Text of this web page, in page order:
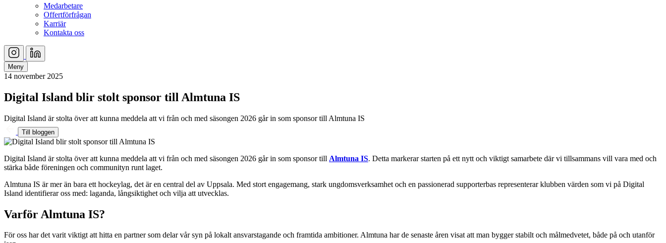
Medarbetare
Offertförfrågan
Karriär
Kontakta oss
Meny
14 november 2025
Digital Island blir stolt sponsor till Almtuna IS
Digital Island är stolta över att kunna meddela att vi från och med säsongen 2026 går in som sponsor till Almtuna IS
Till bloggen
Digital Island är stolta över att kunna meddela att vi från och med säsongen 2026 går in som sponsor till Almtuna IS. Detta markerar starten på ett nytt och viktigt samarbete där vi tillsammans vill vara med och
stärka både föreningen och communityn runt laget.
Almtuna IS är mer än bara ett hockeylag, det är en central del av Uppsala. Med stort engagemang, stark ungdomsverksamhet och en passionerad supporterbas representerar klubben värden som vi på Digital
Island identifierar oss med: laganda, långsiktighet och vilja att utvecklas.
Varför Almtuna IS?
För oss har det varit viktigt att hitta en partner som delar vår syn på lokalt ansvarstagande och framtida ambitioner. Almtuna har de senaste åren visat att man bygger stabilt och målmedvetet, både på och utanför